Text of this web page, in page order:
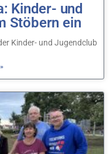
Kinder- und
Stöbern ein
Kinder- und Jugendclub